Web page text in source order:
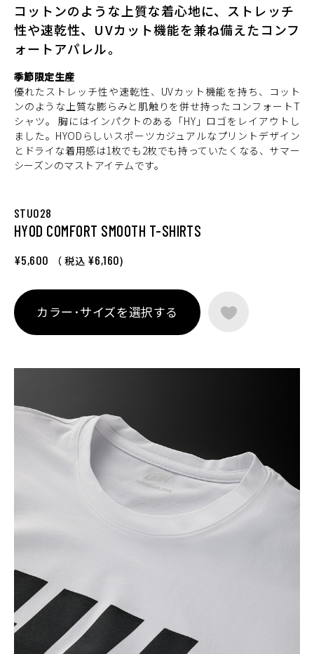
コットンのような上質な着心地に、ストレッチ
性や速乾性、UVカット機能を兼ね備えたコンフ
ォートアパレル。
季節限定生産
優れたストレッチ性や速乾性、UVカット機能を持ち、コット
ンのような上質な膨らみと肌触りを併せ持ったコンフォートT
シャツ。 胸にはインパクトのある「HY」ロゴをレイアウトし
ました。HYODらしいスポーツカジュアルなプリントデザイン
とドライな着用感は1枚でも2枚でも持っていたくなる、サマー
シーズンのマストアイテムです。
STU028
HYOD COMFORT SMOOTH T-SHIRTS
¥5,600 （ 税込 ¥6,160)
カラー･サイズを選択する